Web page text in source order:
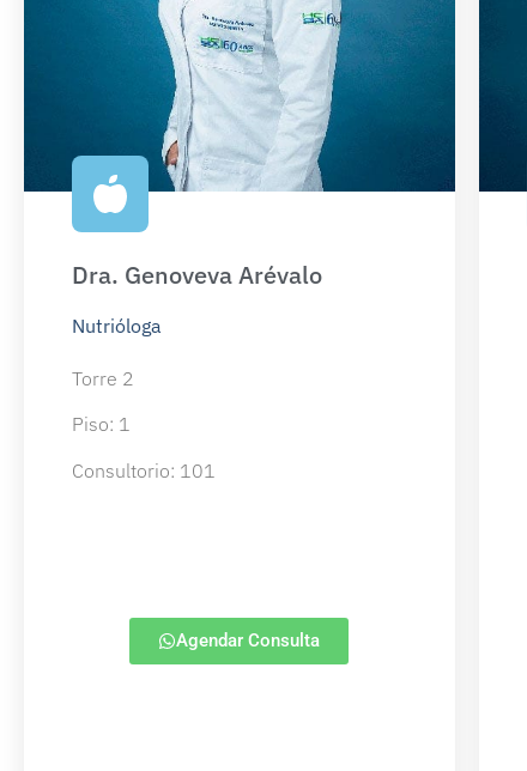
Dra. Genoveva Arévalo
Nutrióloga
Torre 2
Piso: 1
Consultorio: 101
Agendar Consulta